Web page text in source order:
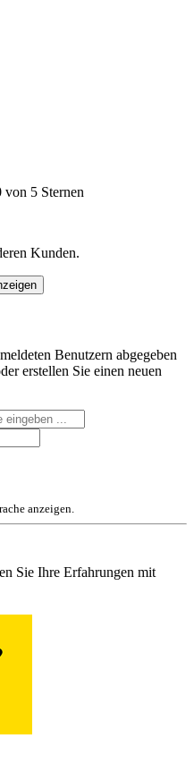
5 Sternen
Kunden.
Benutzern abgegeben
erstellen Sie einen neuen
anzeigen.
Sie Ihre Erfahrungen mit